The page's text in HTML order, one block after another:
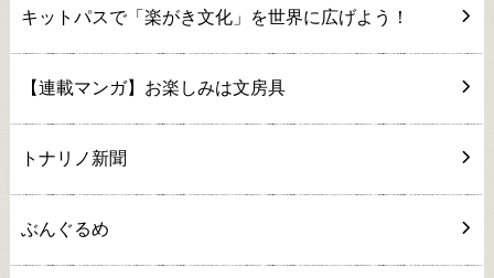
キットパスで「楽がき文化」を世界に広げよう！
【連載マンガ】お楽しみは文房具
トナリノ新聞
ぶんぐるめ